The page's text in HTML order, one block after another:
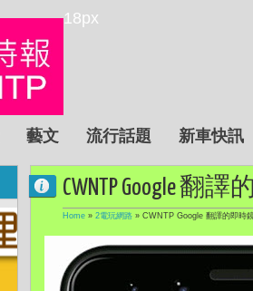
18px
藝文 流行話題 新車快訊
CWNTP Google
Home » 2電玩網路 » CWNTP Google 翻譯的即時